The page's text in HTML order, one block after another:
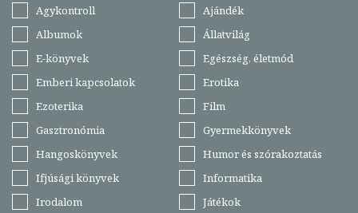
Agykontroll
Ajándék
Albumok
Állatvilág
E-könyvek
Egészség, életmód
Emberi kapcsolatok
Erotika
Ezoterika
Film
Gasztronómia
Gyermekkönyvek
Hangoskönyvek
Humor és szórakoztatás
Ifjúsági könyvek
Informatika
Irodalom
Játékok